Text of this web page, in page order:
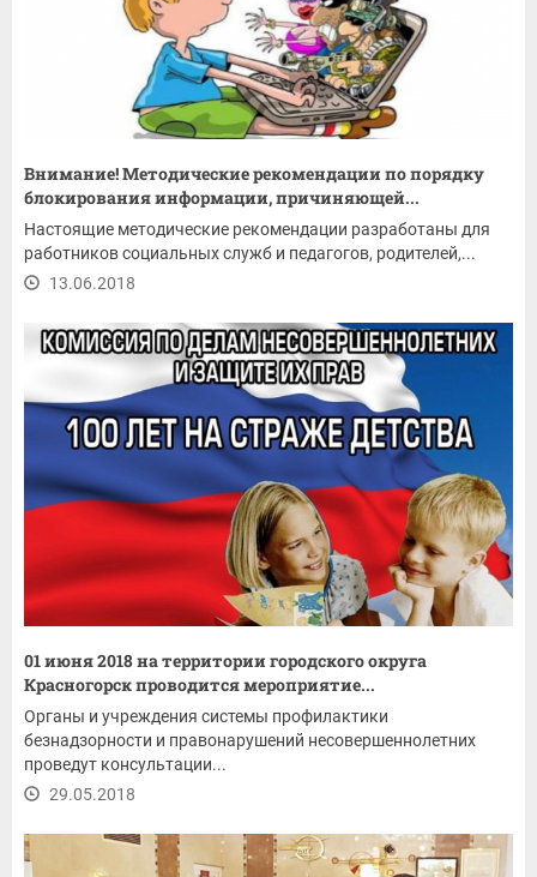
Внимание! Методические рекомендации по порядку
блокирования информации, причиняющей...
Настоящие методические рекомендации разработаны для
работников социальных служб и педагогов, родителей,...
13.06.2018
01 июня 2018 на территории городского округа
Красногорск проводится мероприятие...
Органы и учреждения системы профилактики
безнадзорности и правонарушений несовершеннолетних
проведут консультации...
29.05.2018